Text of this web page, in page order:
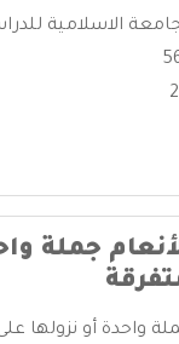
الاسلامية
جملة
واحدة أو نزولها